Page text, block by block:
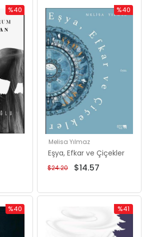
%40
Rabatt
%40Rabatt
Melisa Yılmaz
Eşya, Efkar ve Çiçekler
$14.57
$24.20
%40
%40
%41
Rabatt